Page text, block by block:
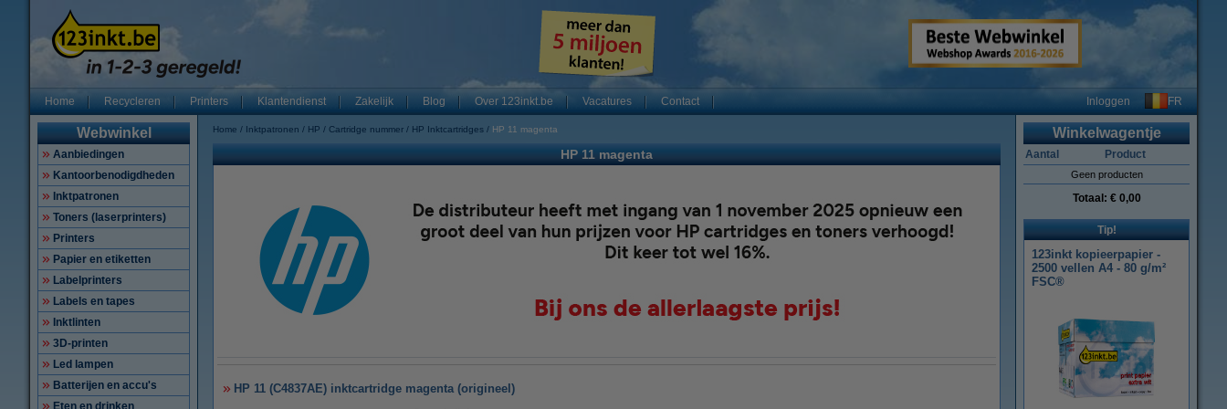
Home Recycleren Printers Klantendienst Zakelijk Blog Over 123inkt.be Vacatures Contact Inloggen FR
Webwinkel
Aanbiedingen
Kantoorbenodigdheden
Inktpatronen
Toners (laserprinters)
Printers
Papier en etiketten
Labelprinters
Labels en tapes
Inktlinten
3D-printen
Led lampen
Batterijen en accu's
Eten en drinken
Home Inktpatronen HP Cartridge nummer HP Inktcartridges HP 11 magenta
HP 11 magenta
HP 11 (C4837AE) inktcartridge magenta (origineel)
Winkelwagentje
Aantal Product
Geen producten
Totaal: € 0,00
Tip!
123inkt kopieerpapier -
2500 vellen A4 - 80 g/m²
FSC®